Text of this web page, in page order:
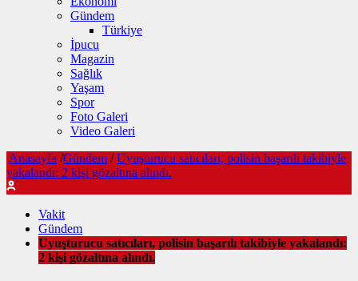
Gündem
Türkiye
İpucu
Magazin
Sağlık
Yaşam
Spor
Foto Galeri
Video Galeri
Anasayfa /Gündem / Uyuşturucu satıcıları, polisin başarılı takibiyle
yakalandı: 2 kişi gözaltına alındı.
Vakit
Gündem
Uyuşturucu satıcıları, polisin başarılı takibiyle yakalandı:
2 kişi gözaltına alındı.